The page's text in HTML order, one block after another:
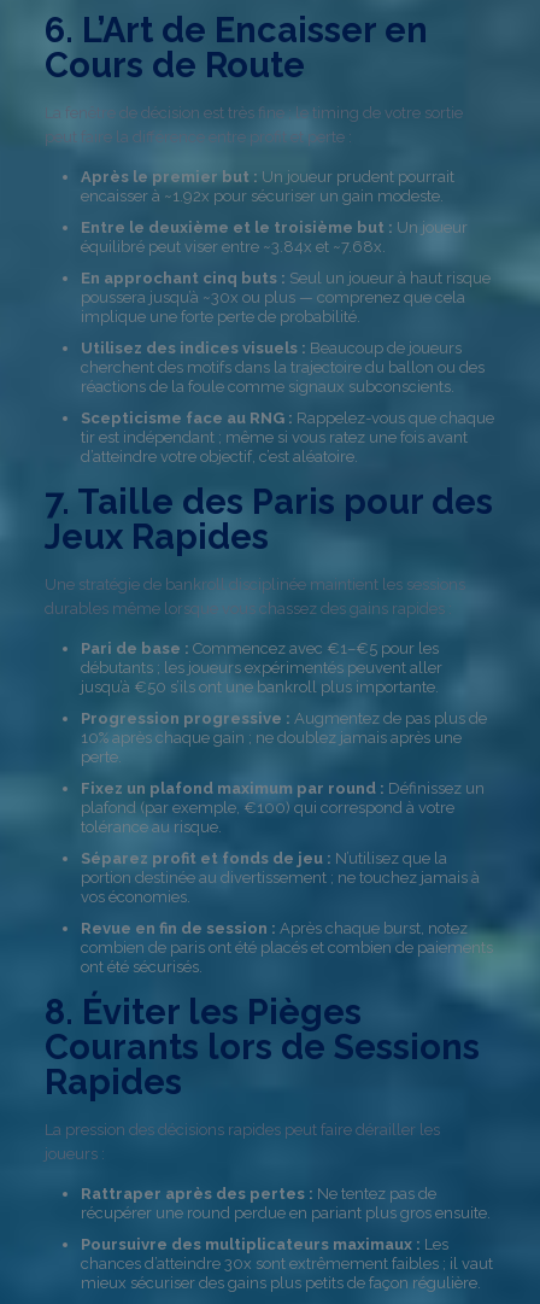
6. L’Art de Encaisser en
Cours de Route
La fenêtre de décision est très fine ; le timing de votre sortie
peut faire la différence entre profit et perte :
Après le premier but : Un joueur prudent pourrait
encaisser à ~1.92x pour sécuriser un gain modeste.
Entre le deuxième et le troisième but : Un joueur
équilibré peut viser entre ~3.84x et ~7.68x.
En approchant cinq buts : Seul un joueur à haut risque
poussera jusqu’à ~30x ou plus — comprenez que cela
implique une forte perte de probabilité.
Utilisez des indices visuels : Beaucoup de joueurs
cherchent des motifs dans la trajectoire du ballon ou des
réactions de la foule comme signaux subconscients.
Scepticisme face au RNG : Rappelez-vous que chaque
tir est indépendant ; même si vous ratez une fois avant
d’atteindre votre objectif, c’est aléatoire.
7. Taille des Paris pour des
Jeux Rapides
Une stratégie de bankroll disciplinée maintient les sessions
durables même lorsque vous chassez des gains rapides :
Pari de base : Commencez avec €1–€5 pour les
débutants ; les joueurs expérimentés peuvent aller
jusqu’à €50 s’ils ont une bankroll plus importante.
Progression progressive : Augmentez de pas plus de
10% après chaque gain ; ne doublez jamais après une
perte.
Fixez un plafond maximum par round : Définissez un
plafond (par exemple, €100) qui correspond à votre
tolérance au risque.
Séparez profit et fonds de jeu : N’utilisez que la
portion destinée au divertissement ; ne touchez jamais à
vos économies.
Revue en fin de session : Après chaque burst, notez
combien de paris ont été placés et combien de paiements
ont été sécurisés.
8. Éviter les Pièges
Courants lors de Sessions
Rapides
La pression des décisions rapides peut faire dérailler les
joueurs :
Rattraper après des pertes : Ne tentez pas de
récupérer une round perdue en pariant plus gros ensuite.
Poursuivre des multiplicateurs maximaux : Les
chances d’atteindre 30x sont extrêmement faibles ; il vaut
mieux sécuriser des gains plus petits de façon régulière.